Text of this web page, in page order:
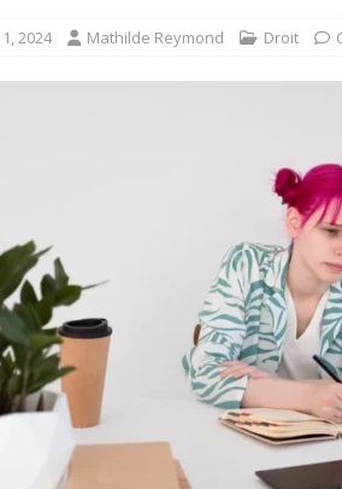
2024 Mathilde Reymond Droit